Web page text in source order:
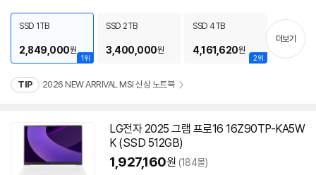
기
1위
SSD 1TB
2,849,000원
SSD 2TB
3,400,000원
2위
SSD 4TB
4,161,620원
더보기
TIP 2026 NEW ARRIVAL MSI 신상 노트북
LG전자 2025 그램 프로16 16Z90TP-KA5W
K (SSD 512GB)
1,927,160원 (184몰)